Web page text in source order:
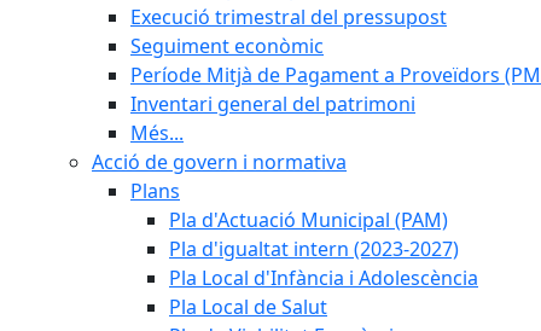
Execució trimestral del pressupost
Seguiment econòmic
Període Mitjà de Pagament a Proveïdors
Inventari general del patrimoni
Més...
Acció de govern i normativa
Plans
Pla d'Actuació Municipal (PAM)
Pla d'igualtat intern (2023-2027)
Pla Local d'Infància i Adolescència
Pla Local de Salut